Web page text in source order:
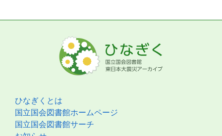
ひなぎくとは
国立国会図書館ホームページ
国立国会図書館サーチ